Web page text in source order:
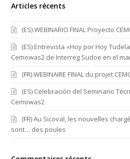
Articles récents
(ES) WEBINARIO FINAL Proyecto
(ES) Entrevista «Hoy por Hoy
Cemowas2 de Interreg Sudoe en el
(FR) WEBINAIRE FINAL du projet
(ES) Celebración del Seminario
Cemowas2
(FR) Au Sicoval, les nouvelles
sont… des poules